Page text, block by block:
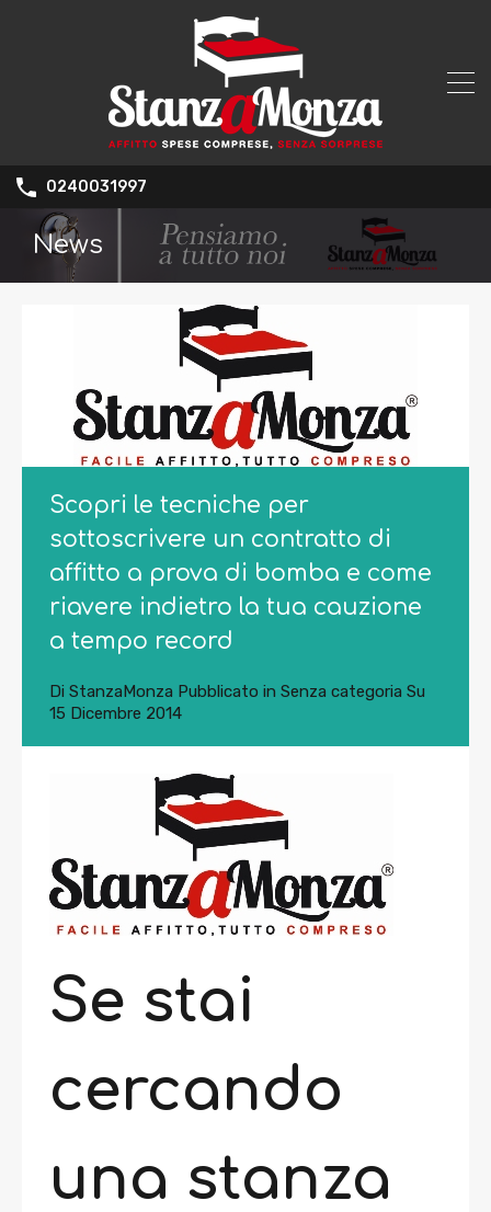
0240031997
News
Scopri le tecniche per
sottoscrivere un contratto di
affitto a prova di bomba e come
riavere indietro la tua cauzione
a tempo record
Di StanzaMonza Pubblicato in Senza categoria Su
15 Dicembre 2014
Se stai
cercando
una stanza